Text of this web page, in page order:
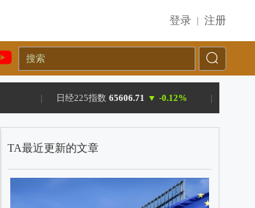
登录 | 注册
| 日经225指数 65606.71 ▼ -0.12% |
TA最近更新的文章